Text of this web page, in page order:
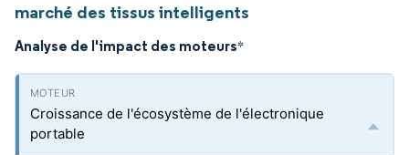
marché des tissus intelligents
Analyse de l'impact des moteurs*
Croissance de l'écosystème de l'électronique
portable